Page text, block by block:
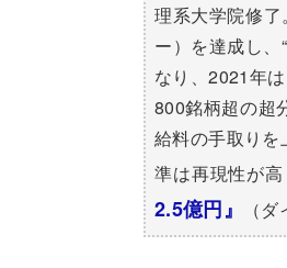
理系大学院修
ー）を達成し、
なり、2021年
800銘柄超の超
給料の手取り
準は再現性が
2.5億円』
（